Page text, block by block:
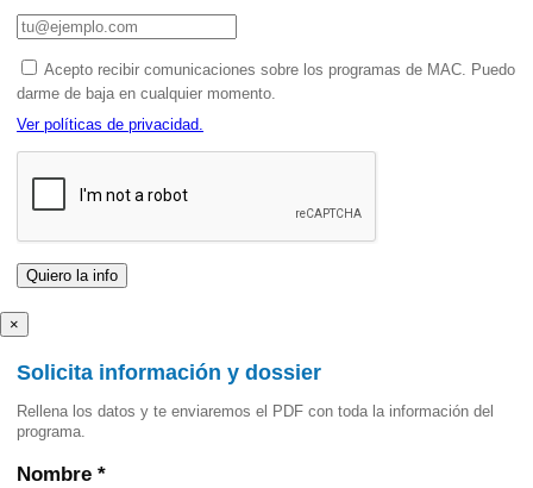
Acepto recibir comunicaciones sobre los programas de MAC. Puedo
darme de baja en cualquier momento.
Ver políticas de privacidad.
×
Solicita información y dossier
Rellena los datos y te enviaremos el PDF con toda la información del
programa.
Nombre *